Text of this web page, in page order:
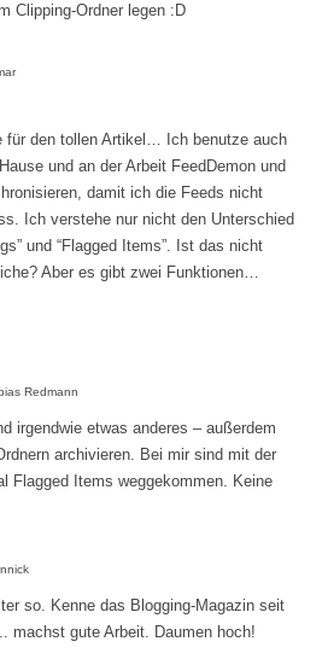
Clipping-Ordner legen :D
für den tollen Artikel… Ich benutze auch
und an der Arbeit FeedDemon und
damit ich die Feeds nicht
Ich verstehe nur nicht den Unterschied
und “Flagged Items”. Ist das nicht
Aber es gibt zwei Funktionen…
Redmann
irgendwie etwas anderes – außerdem
archivieren. Bei mir sind mit der
Flagged Items weggekommen. Keine
so. Kenne das Blogging-Magazin seit
machst gute Arbeit. Daumen hoch!